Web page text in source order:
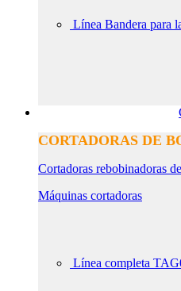
Línea Bandera para
CORTADORAS DE
Cortadoras rebobinadoras
Máquinas cortadoras
Línea completa